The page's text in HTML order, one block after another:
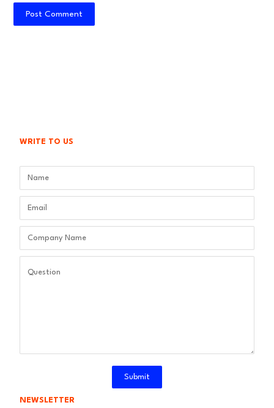
Post Comment
WRITE TO US
Submit
NEWSLETTER